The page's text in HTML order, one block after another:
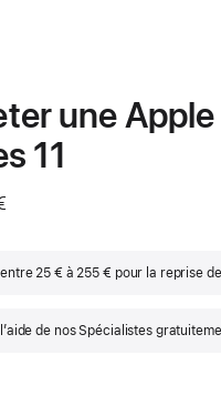
une
11
25 € à 255 € pour la reprise
de nos Spécialistes